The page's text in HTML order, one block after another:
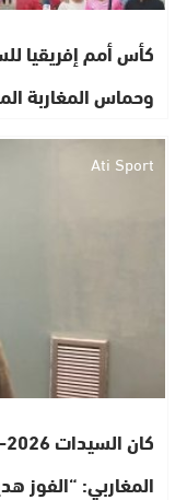
وحماس المغاربة
Ati Sport
المغاربي: “الفوز